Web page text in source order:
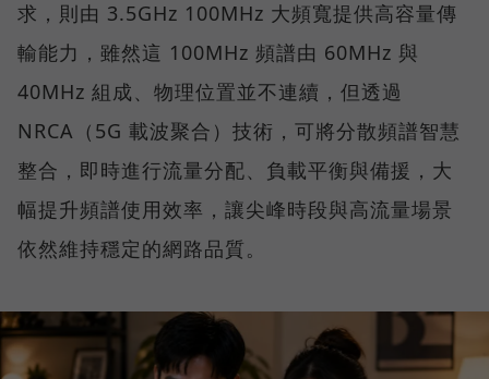
求，則由 3.5GHz 100MHz 大頻寬提供高容量傳
輸能力，雖然這 100MHz 頻譜由 60MHz 與
40MHz 組成、物理位置並不連續，但透過
NRCA（5G 載波聚合）技術，可將分散頻譜智慧
整合，即時進行流量分配、負載平衡與備援，大
幅提升頻譜使用效率，讓尖峰時段與高流量場景
依然維持穩定的網路品質。